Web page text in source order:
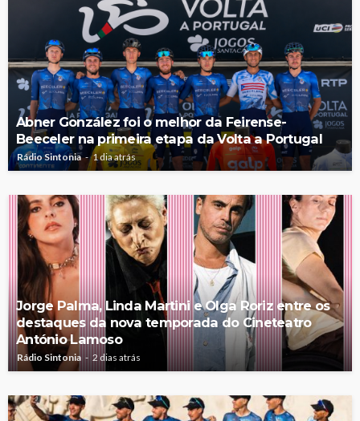
Abner González foi o melhor da Feirense-
Beeceler na primeira etapa da Volta a Portugal
Rádio Sintonia 1 dia atrás
Jorge Palma, Linda Martini e Olga Roriz entre os
destaques da nova temporada do Cineteatro
António Lamoso
Rádio Sintonia 2 dias atrás